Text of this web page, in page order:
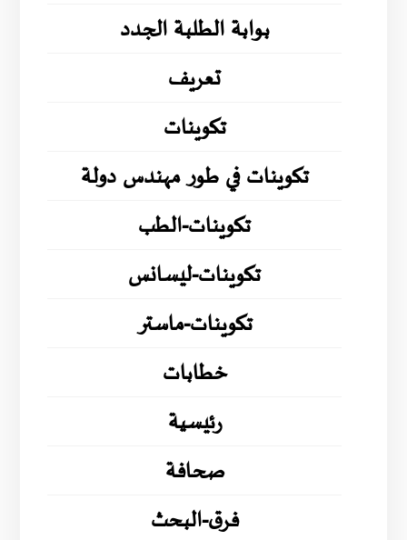
بوابة الطلبة الجدد
تعريف
تكوينات
تكوينات في طور مهندس دولة
تكوينات-الطب
تكوينات-ليسانس
تكوينات-ماستر
خطابات
رئيسية
صحافة
فرق-البحث